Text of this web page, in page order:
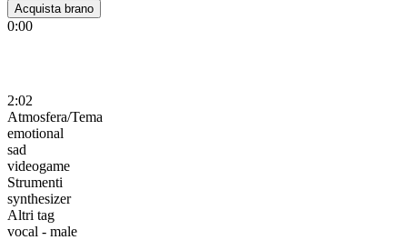
Acquista brano
0:00
2:02
Atmosfera/Tema
emotional
sad
videogame
Strumenti
synthesizer
Altri tag
vocal - male